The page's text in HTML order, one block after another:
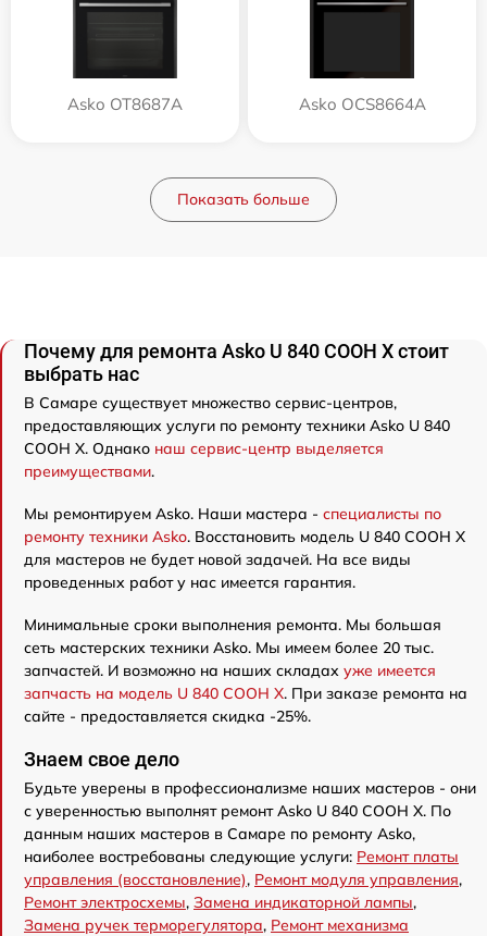
Asko OT8687A Asko OCS8664A
Показать больше
Почему для ремонта Asko U 840 COOH X стоит
выбрать нас
В Самаре существует множество сервис-центров,
предоставляющих услуги по ремонту техники Asko U 840
COOH X. Однако наш сервис-центр выделяется
преимуществами.
Мы ремонтируем Asko. Наши мастера - специалисты по
ремонту техники Asko. Восстановить модель U 840 COOH X
для мастеров не будет новой задачей. На все виды
проведенных работ у нас имеется гарантия.
Минимальные сроки выполнения ремонта. Мы большая
сеть мастерских техники Asko. Мы имеем более 20 тыс.
запчастей. И возможно на наших складах уже имеется
запчасть на модель U 840 COOH X. При заказе ремонта на
сайте - предоставляется скидка -25%.
Знаем свое дело
Будьте уверены в профессионализме наших мастеров - они
с уверенностью выполнят ремонт Asko U 840 COOH X. По
данным наших мастеров в Самаре по ремонту Asko,
наиболее востребованы следующие услуги: Ремонт платы
управления (восстановление), Ремонт модуля управления,
Ремонт электросхемы, Замена индикаторной лампы,
Замена ручек терморегулятора, Ремонт механизма